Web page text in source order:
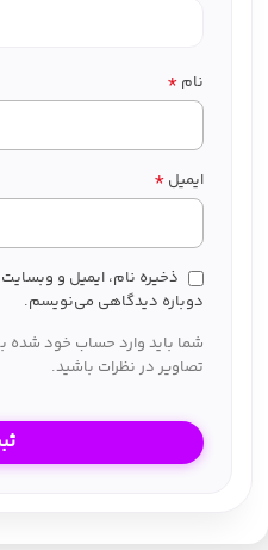
نام *
ایمیل *
ذخیره نام، ایمیل و
دوباره دیدگاهی می‌نویسم.
شما باید وارد حساب خود شده
تصاویر در نظرات باشید.